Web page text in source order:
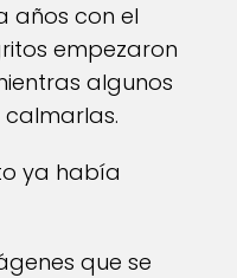
años con el
empezaron
algunos
ya había
que se